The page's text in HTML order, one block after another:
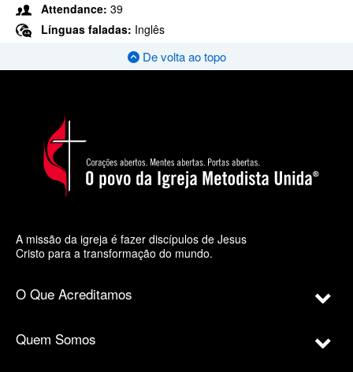
Attendance: 39
Línguas faladas: Inglês
De volta ao topo
A missão da igreja é fazer discípulos de Jesus
Cristo para a transformação do mundo.
O Que Acreditamos
Quem Somos